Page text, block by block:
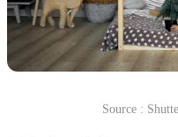
Source :